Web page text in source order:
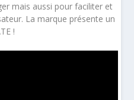
mais aussi pour faciliter et
La marque présente un
!